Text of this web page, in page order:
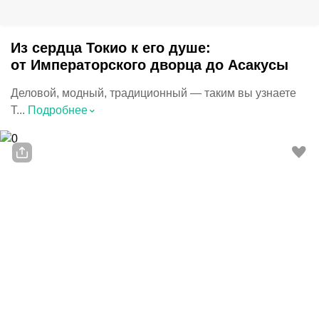
Из сердца Токио к его душе:
от Императорского дворца до Асакусы
Деловой, модный, традиционный — таким вы узнаете
Т... Подробнее⌃